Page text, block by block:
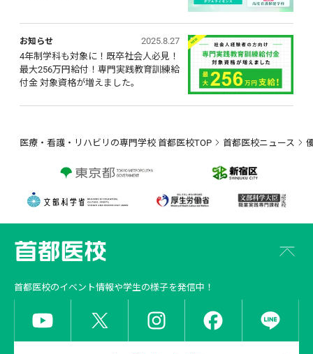
お知らせ
2025.8.27
4年制学科も対象に！既卒社会人必見！
最大256万円給付！専門実践教育訓練給
付金 対象資格が増えました。
医療・看護・リハビリの専門学校 首都医校TOP 首都医校ニュース
首都医校のイベント情報や学生の様子を発信中！